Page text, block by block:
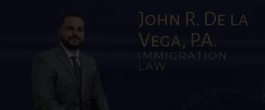
John R. De la
Vega, P.A.
IMMIGRATION
LAW